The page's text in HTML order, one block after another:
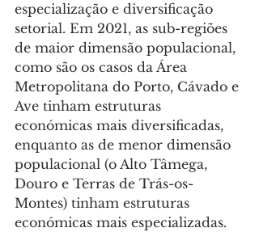
especialização e diversificação
setorial. Em 2021, as sub-regiões
de maior dimensão populacional,
como são os casos da Área
Metropolitana do Porto, Cávado e
Ave tinham estruturas
económicas mais diversificadas,
enquanto as de menor dimensão
populacional (o Alto Tâmega,
Douro e Terras de Trás-os-
Montes) tinham estruturas
económicas mais especializadas.